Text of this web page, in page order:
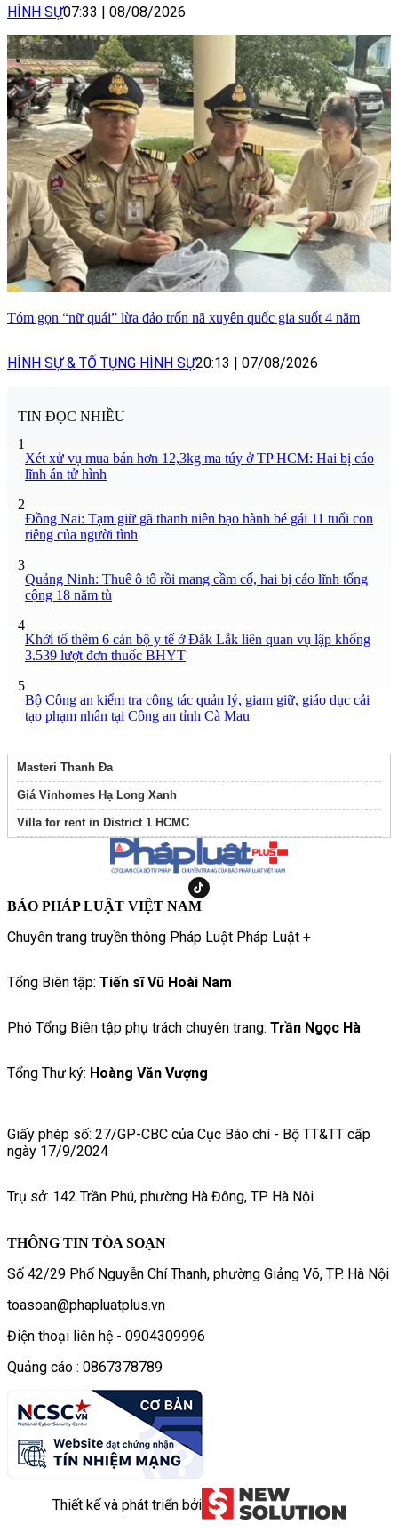
HÌNH SỰ07:33 08/08/2026
Tóm gọn “nữ quái” lừa đảo trốn nã xuyên quốc gia suốt 4 năm
HÌNH SỰ & TỐ TỤNG HÌNH SỰ20:13 | 07/08/2026
TIN ĐỌC NHIỀU
1
Xét xử vụ mua bán hơn 12,3kg ma túy ở TP HCM: Hai bị cáo
lĩnh án tử hình
2
Đồng Nai: Tạm giữ gã thanh niên bạo hành bé gái 11 tuổi con
riêng của người tình
3
Quảng Ninh: Thuê ô tô rồi mang cầm cố, hai bị cáo lĩnh tổng
cộng 18 năm tù
4
Khởi tố thêm 6 cán bộ y tế ở Đắk Lắk liên quan vụ lập khống
3.539 lượt đơn thuốc BHYT
5
Bộ Công an kiểm tra công tác quản lý, giam giữ, giáo dục cải
tạo phạm nhân tại Công an tỉnh Cà Mau
Masteri Thanh Đa
Giá Vinhomes Hạ Long Xanh
Villa for rent in District 1 HCMC
BÁO PHÁP LUẬT VIỆT NAM
Chuyên trang truyền thông Pháp Luật Pháp Luật +
Tổng Biên tập: Tiến sĩ Vũ Hoài Nam
Phó Tổng Biên tập phụ trách chuyên trang: Trần Ngọc Hà
Tổng Thư ký: Hoàng Văn Vượng
Giấy phép số: 27/GP-CBC của Cục Báo chí - Bộ TT&TT cấp
ngày 17/9/2024
Trụ sở: 142 Trần Phú, phường Hà Đông, TP Hà Nội
THÔNG TIN TÒA SOẠN
Số 42/29 Phố Nguyễn Chí Thanh, phường Giảng Võ, TP. Hà Nội
toasoan@phapluatplus.vn
Điện thoại liên hệ - 0904309996
Quảng cáo : 0867378789
Thiết kế và phát triển bởi